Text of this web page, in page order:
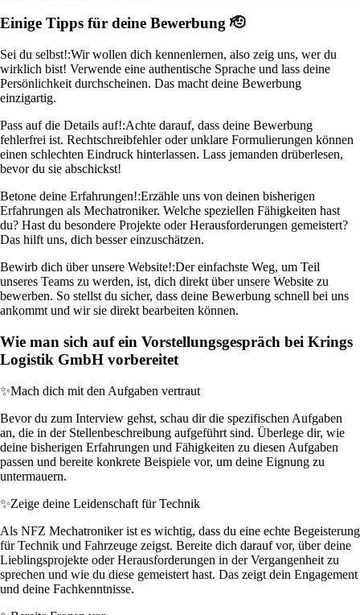
Einige Tipps für deine Bewerbung 🫡
Sei du selbst!:Wir wollen dich kennenlernen, also zeig uns, wer du
wirklich bist! Verwende eine authentische Sprache und lass deine
Persönlichkeit durchscheinen. Das macht deine Bewerbung
einzigartig.
Pass auf die Details auf!:Achte darauf, dass deine Bewerbung
fehlerfrei ist. Rechtschreibfehler oder unklare Formulierungen können
einen schlechten Eindruck hinterlassen. Lass jemanden drüberlesen,
bevor du sie abschickst!
Betone deine Erfahrungen!:Erzähle uns von deinen bisherigen
Erfahrungen als Mechatroniker. Welche speziellen Fähigkeiten hast
du? Hast du besondere Projekte oder Herausforderungen gemeistert?
Das hilft uns, dich besser einzuschätzen.
Bewirb dich über unsere Website!:Der einfachste Weg, um Teil
unseres Teams zu werden, ist, dich direkt über unsere Website zu
bewerben. So stellst du sicher, dass deine Bewerbung schnell bei uns
ankommt und wir sie direkt bearbeiten können.
Wie man sich auf ein Vorstellungsgespräch bei Krings
Logistik GmbH vorbereitet
✨Mach dich mit den Aufgaben vertraut
Bevor du zum Interview gehst, schau dir die spezifischen Aufgaben
an, die in der Stellenbeschreibung aufgeführt sind. Überlege dir, wie
deine bisherigen Erfahrungen und Fähigkeiten zu diesen Aufgaben
passen und bereite konkrete Beispiele vor, um deine Eignung zu
untermauern.
✨Zeige deine Leidenschaft für Technik
Als NFZ Mechatroniker ist es wichtig, dass du eine echte Begeisterung
für Technik und Fahrzeuge zeigst. Bereite dich darauf vor, über deine
Lieblingsprojekte oder Herausforderungen in der Vergangenheit zu
sprechen und wie du diese gemeistert hast. Das zeigt dein Engagement
und deine Fachkenntnisse.